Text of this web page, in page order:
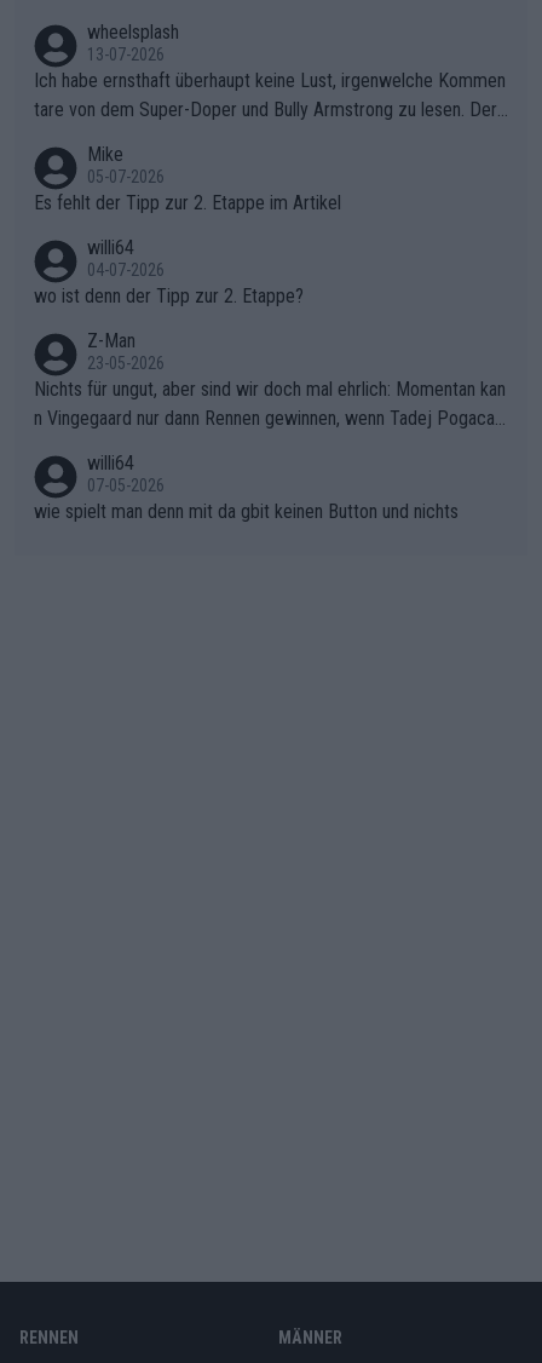
s Berges kontinuierlich auszubauen.Die Quittung im FinaleReus
sers Einbruch: Erst als Reusser komplett einbrach, übernahm V
ollering die Initiative.Zu spätes Erwachen: Zu diesem Zeitpunkt
war das Loch zu Niewiadoma bereits zu groß, um es im Allein
en.Teurer Sekundenpoker: Die Quittung sind nun 15 Sekunden
Rückstand im Gesamtklassement – ein Polster, das Niewiado
gibt. Diese Etappe wird sicher als der psychologische Wendep
unkt dieser Tour in die Geschichte eingehen. Wenn man bei so
einem harten Aufstieg einmal den Moment verpasst und der K
onkurrentin die "zweite Luft" schenkt, ist der Schaden am Ber
g kaum noch zu reparieren.Vor uns liegt nun das große Finale R
ichtung Nizza. Niewiadoma hat psychologisch Oberwasser, ab
er SD Worx und Vollering müssen jetzt All-In gehen. (gregman
n)
wheelsplash
13-07-2026
Ich habe ernsthaft überhaupt keine Lust, irgenwelche Kommen
tare von dem Super-Doper und Bully Armstrong zu lesen. Der
r die gehört nicht in dieses Medium!
Mike
05-07-2026
Es fehlt der Tipp zur 2. Etappe im Artikel
willi64
04-07-2026
wo ist denn der Tipp zur 2. Etappe?
Z-Man
23-05-2026
Nichts für ungut, aber sind wir doch mal ehrlich: Momentan kan
n Vingegaard nur dann Rennen gewinnen, wenn Tadej Pogacar
willi64
07-05-2026
wie spielt man denn mit da gbit keinen Button und nichts
RENNEN MÄNNER